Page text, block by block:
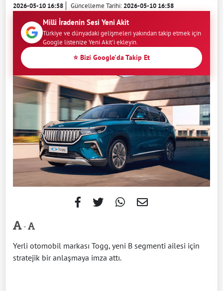
2026-05-10 16:58 Güncelleme Tarihi:2026-05-10 16:58
Milli İradenin Sesi Yeni Akit
Türkiye ve dünyadaki gelişmeleri yakından takip etmek için
Google listenize Yeni Akit'i ekleyin.
⭐ Bizi Google'da Takip Et
-
Yerli otomobil markası Togg, yeni B segmenti ailesi için
stratejik bir anlaşmaya imza attı.